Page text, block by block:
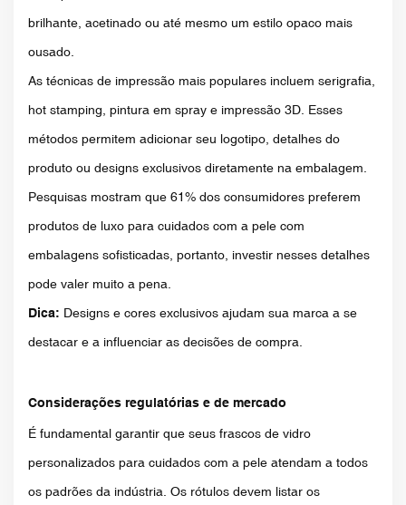
brilhante, acetinado ou até mesmo um estilo opaco mais
ousado.
As técnicas de impressão mais populares incluem serigrafia,
hot stamping, pintura em spray e impressão 3D. Esses
métodos permitem adicionar seu logotipo, detalhes do
produto ou designs exclusivos diretamente na embalagem.
Pesquisas mostram que 61% dos consumidores preferem
produtos de luxo para cuidados com a pele com
embalagens sofisticadas, portanto, investir nesses detalhes
pode valer muito a pena.
Dica: Designs e cores exclusivos ajudam sua marca a se
destacar e a influenciar as decisões de compra.
Considerações regulatórias e de mercado
É fundamental garantir que seus frascos de vidro
personalizados para cuidados com a pele atendam a todos
os padrões da indústria. Os rótulos devem listar os